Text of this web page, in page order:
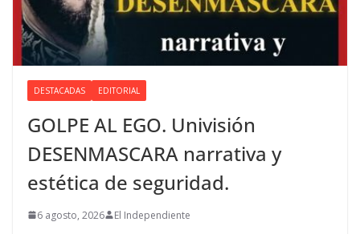
DESTACADAS EDITORIAL
GOLPE AL EGO. Univisión
DESENMASCARA narrativa y
estética de seguridad.
6 agosto, 2026 El Independiente